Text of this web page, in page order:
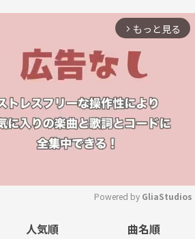
arrow_forward_ios もっと見る
Mute
Powered by GliaStudios
人気順 曲名順